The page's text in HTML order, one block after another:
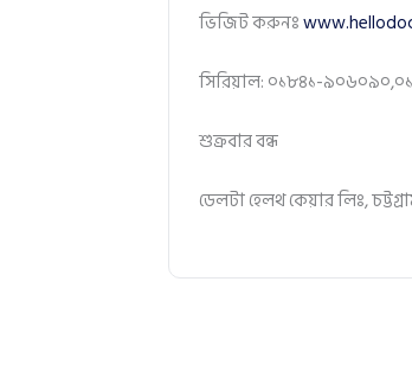
ভিজিট করুনঃ
সিরিয়াল: ০১৮৪১-
শুক্রবার বন্ধ
ডেলটা হেলথ কেয়ার লিঃ,